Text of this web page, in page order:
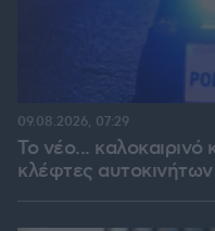
Το νέο...
κλέφτες
09.08.2026, 07:29